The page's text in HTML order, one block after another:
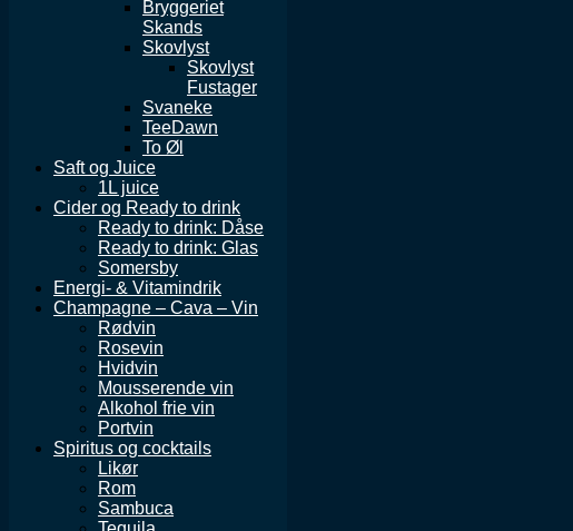
Bryggeriet
Skands
Skovlyst
Skovlyst
Fustager
Svaneke
TeeDawn
To Øl
Saft og Juice
1L juice
Cider og Ready to drink
Ready to drink: Dåse
Ready to drink: Glas
Somersby
Energi- & Vitamindrik
Champagne – Cava – Vin
Rødvin
Rosevin
Hvidvin
Mousserende vin
Alkohol frie vin
Portvin
Spiritus og cocktails
Likør
Rom
Sambuca